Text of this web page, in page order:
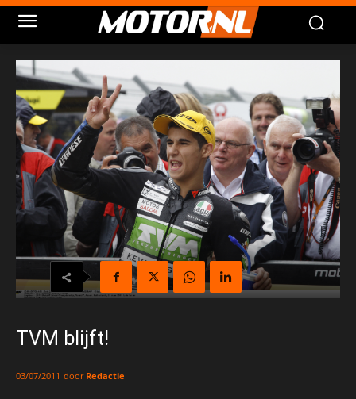
TVM blijft!
03/07/2011 door Redactie